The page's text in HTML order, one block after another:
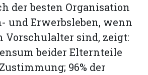
der besten Organisation
und Erwerbsleben, wenn
Vorschulalter sind, zeigt:
beider Elternteile
96% der